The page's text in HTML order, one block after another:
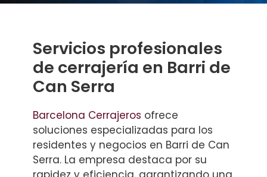
Servicios profesionales
de cerrajería en Barri de
Can Serra
Barcelona Cerrajeros ofrece
soluciones especializadas para los
residentes y negocios en Barri de Can
Serra. La empresa destaca por su